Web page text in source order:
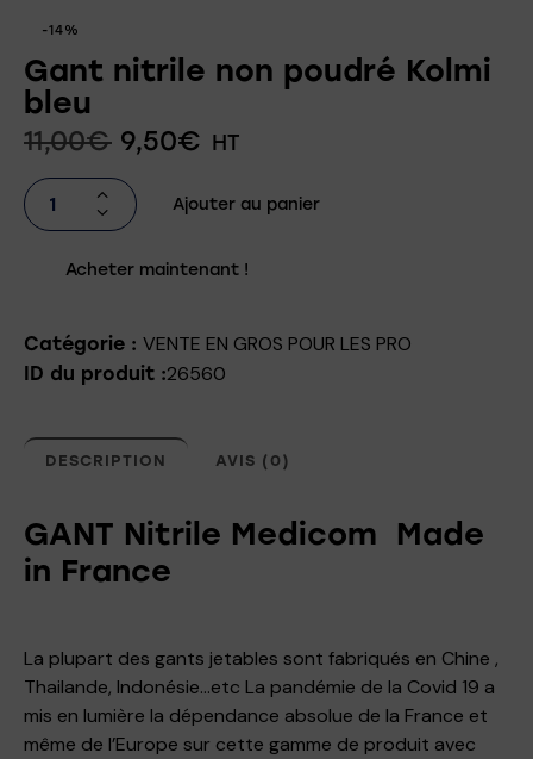
-14%
Gant nitrile non poudré Kolmi
bleu
11,00€ 9,50€ HT
Ajouter au panier
Acheter maintenant !
Catégorie : VENTE EN GROS POUR LES PRO
ID du produit :26560
DESCRIPTION AVIS (0)
GANT Nitrile Medicom Made
in France
La plupart des gants jetables sont fabriqués en Chine ,
Thailande, Indonésie…etc La pandémie de la Covid 19 a
mis en lumière la dépendance absolue de la France et
même de l’Europe sur cette gamme de produit avec